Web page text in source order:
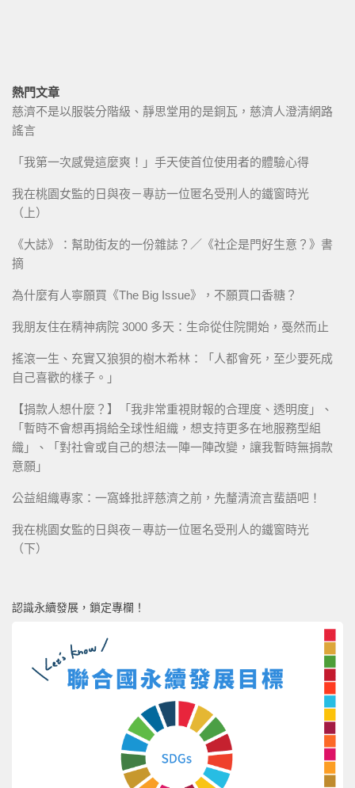
熱門文章
慈濟不是以服裝分階級、靜思堂用的是銅瓦，慈濟人澄清網路
謠言
「我第一次感覺這麼爽！」手天使首位使用者的體驗心得
我在桃園女監的日與夜－專訪一位匿名受刑人的鐵窗時光
（上）
《大誌》：幫助街友的一份雜誌？／《社企是門好生意？》書
摘
為什麼有人寧願買《The Big Issue》，不願買口香糖？
我朋友住在精神病院 3000 多天：生命從住院開始，戞然而止
搖滾一生、充實又狼狽的樹木希林：「人都會死，至少要死成
自己喜歡的樣子。」
【捐款人想什麼？】「我非常重視財報的合理度、透明度」、
「暫時不會想再捐給全球性組織，想支持更多在地服務型組
織」、「對社會或自己的想法一陣一陣改變，讓我暫時無捐款
意願」
公益組織專家：一窩蜂批評慈濟之前，先釐清流言蜚語吧！
我在桃園女監的日與夜－專訪一位匿名受刑人的鐵窗時光
（下）
認識永續發展，鎖定專欄！